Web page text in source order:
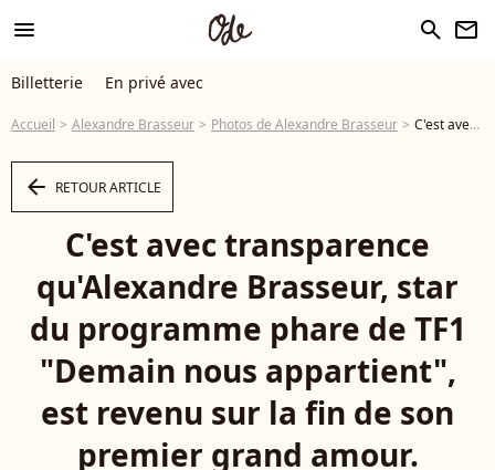
menu search newsletter
Billetterie En privé avec
Accueil Alexandre Brasseur Photos de Alexandre Brasseur C'est avec transparence qu'Alexandre Brasseur, star du programme phare de TF1 "Demain nous appartient", est revenu sur la fin de son premier grand amour. Exclusif - Alexandre Brasseur au photocall de la série "Les Farouches" lors du 2ème Festival Creatvty des séries et créations audiovisuelles à Sète. © Denis Guigenbourg / Bestimage - Photo
arrow_left RETOUR ARTICLE
C'est avec transparence
qu'Alexandre Brasseur, star
du programme phare de TF1
"Demain nous appartient",
est revenu sur la fin de son
premier grand amour.